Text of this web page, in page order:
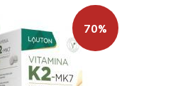
70%